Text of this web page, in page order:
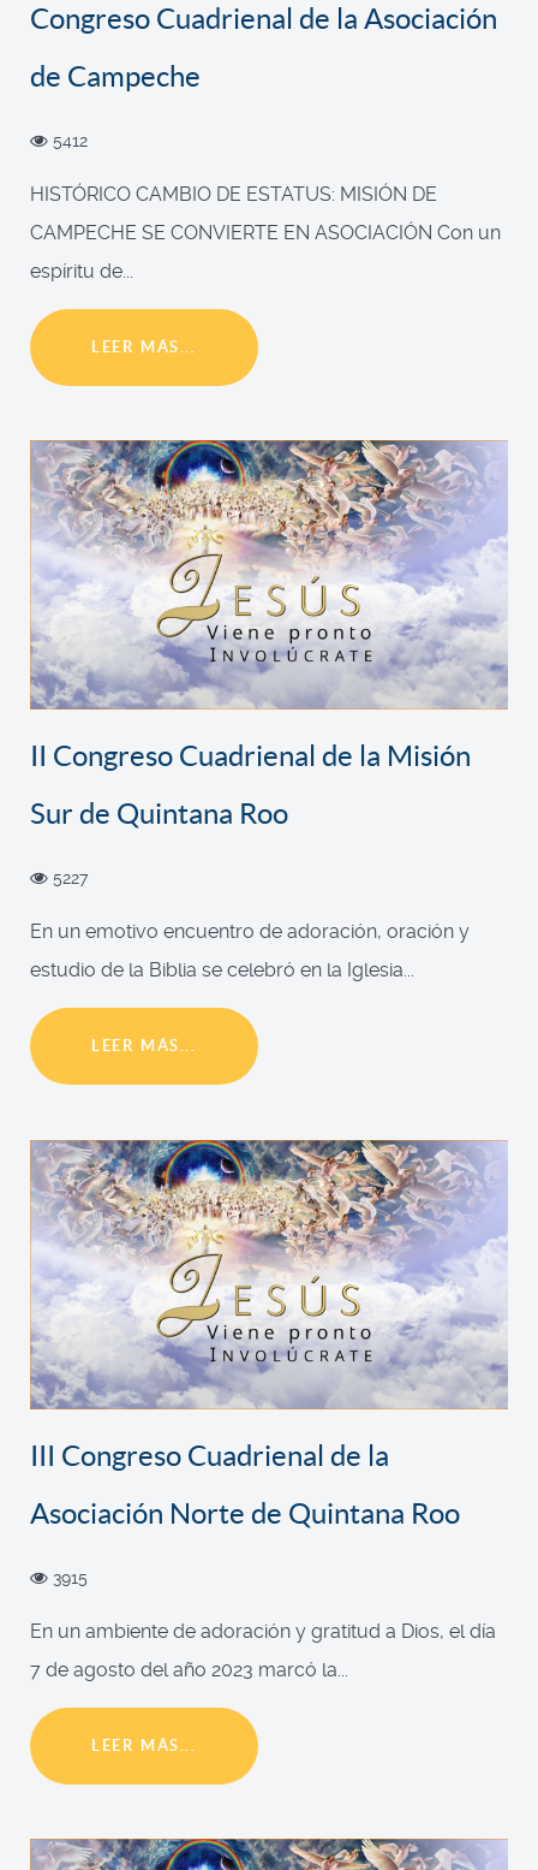
Congreso Cuadrienal de la Asociación
de Campeche
5412
HISTÓRICO CAMBIO DE ESTATUS: MISIÓN DE
CAMPECHE SE CONVIERTE EN ASOCIACIÓN Con un
espíritu de...
LEER MÁS...
II Congreso Cuadrienal de la Misión
Sur de Quintana Roo
5227
En un emotivo encuentro de adoración, oración y
estudio de la Biblia se celebró en la Iglesia...
LEER MÁS...
III Congreso Cuadrienal de la
Asociación Norte de Quintana Roo
3915
En un ambiente de adoración y gratitud a Dios, el día
7 de agosto del año 2023 marcó la...
LEER MÁS...